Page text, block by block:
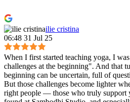
ilie cristina
06:48 31 Jul 25
When I first started teaching yoga, I
challenges at the beginning". And that
beginning can be uncertain, full of
But those challenges become lighter
right people — those who truly support